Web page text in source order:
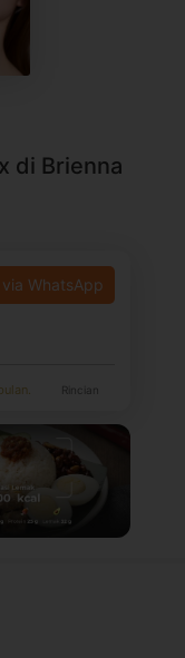
di Brienna
via WhatsApp
Rincian